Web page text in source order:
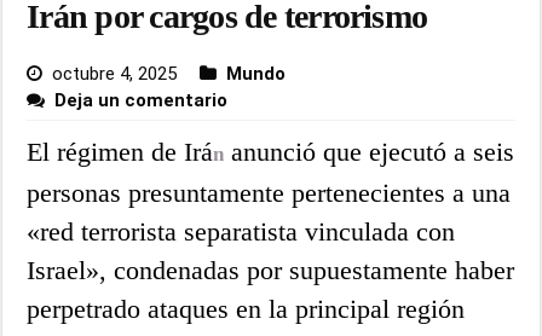
Irán por cargos de terrorismo
octubre 4, 2025
Mundo
Deja un comentario
El régimen de Irán anunció que ejecutó a seis
personas presuntamente pertenecientes a una
«red terrorista separatista vinculada con
Israel», condenadas por supuestamente haber
perpetrado ataques en la principal región